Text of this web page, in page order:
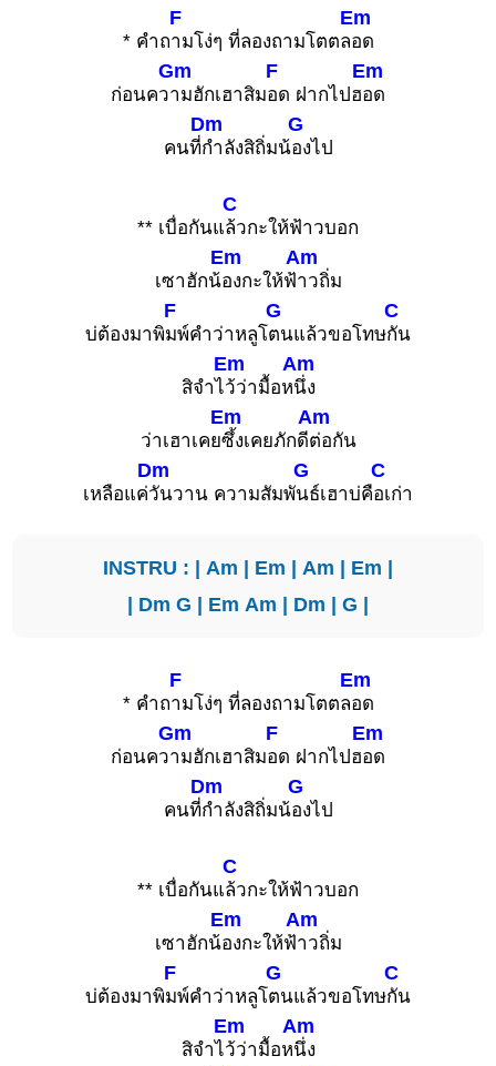
* คำถ
F
ามโง่ๆ ที่ลองถามโตตล
Em
อด
ก่อนคว
Gm
ามฮักเฮาสิม
F
อด ฝากไปฮ
Em
อด
คนที่
Dm
กำลังสิถิ่มน้
G
องไป
** เบื่อกันแ
C
ล้วกะให้ฟ้าวบอก
เซาฮักน้
Em
องกะให้ฟ้
Am
าวถิ่ม
บ่ต้องมาพิ
F
มพ์คำว่าหลูโ
G
ตนแล้วขอโทษ
C
กัน
สิจำไ
Em
ว้ว่ามื้อห
Am
นึ่ง
ว่าเฮาเคย
Em
ซึ้งเคยภักดี
Am
ต่อกัน
เหลือแค่
Dm
วันวาน ความสัมพั
G
นธ์เฮาบ่คื
C
อเก่า
INSTRU : | Am | Em | Am | Em |
| Dm G | Em Am | Dm | G |
* คำถ
F
ามโง่ๆ ที่ลองถามโตตล
Em
อด
ก่อนคว
Gm
ามฮักเฮาสิม
F
อด ฝากไปฮ
Em
อด
คนที่
Dm
กำลังสิถิ่มน้
G
องไป
** เบื่อกันแ
C
ล้วกะให้ฟ้าวบอก
เซาฮักน้
Em
องกะให้ฟ้
Am
าวถิ่ม
บ่ต้องมาพิ
F
มพ์คำว่าหลูโ
G
ตนแล้วขอโทษ
C
กัน
สิจำไ
Em
ว้ว่ามื้อห
Am
นึ่ง